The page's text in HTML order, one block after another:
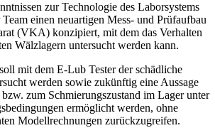
zur Technologie des Laborsystems
einen neuartigen Mess- und Prüfaufbau
(VKA) konzipiert, mit dem das Verhalten
Wälzlagern untersucht werden kann.
mit dem E-Lub Tester der schädliche
werden sowie zukünftig eine Aussage
zum Schmierungszustand im Lager unter
ermöglicht werden, ohne
Modellrechnungen zurückzugreifen.